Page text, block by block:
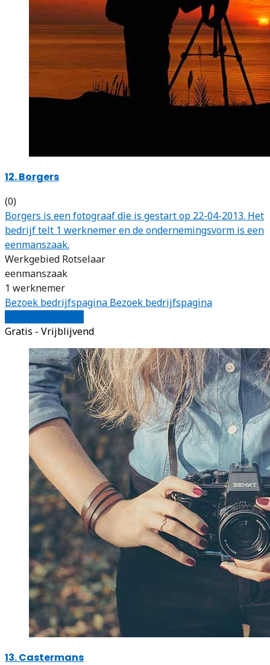
12. Borgers
(0)
Borgers is een fotograaf die is gestart op 22-04-2013. Het
bedrijf telt 1 werknemer en de ondernemingsvorm is een
eenmanszaak.
Werkgebied Rotselaar
eenmanszaak
1 werknemer
Bezoek bedrijfspagina Bezoek bedrijfspagina
Gratis - Vrijblijvend
13. Castermans